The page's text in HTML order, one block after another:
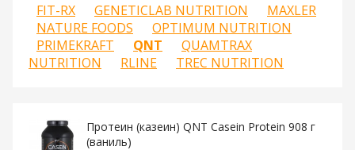
FIT-RX GENETICLAB NUTRITION
MAXLER
NATURE FOODS
OPTIMUM NUTRITION
PRIMEKRAFT
QNT
QUAMTRAX
NUTRITION
RLINE TREC NUTRITION
Протеин (казеин) QNT Casein Protein 908 г
(ваниль)